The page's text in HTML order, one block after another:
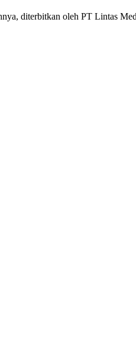
diterbitkan oleh PT Lintas